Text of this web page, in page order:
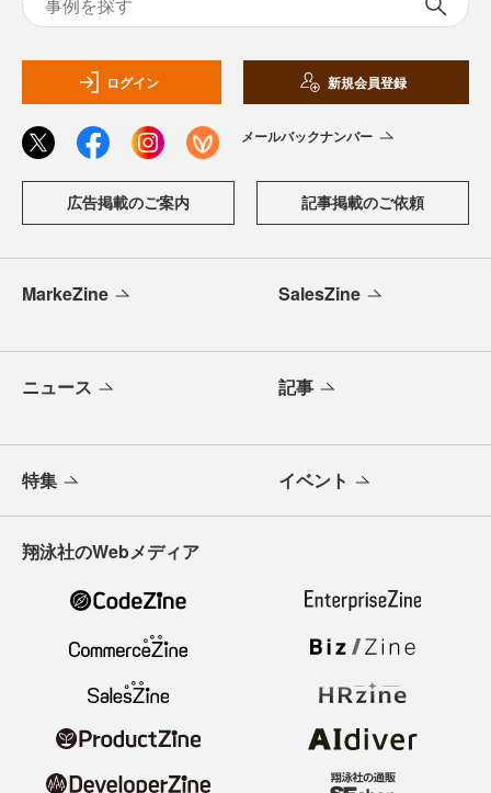
ログイン 新規会員登録
メールバックナンバー
広告掲載のご案内 記事掲載のご依頼
MarkeZine SalesZine
ニュース 記事
特集 イベント
翔泳社のWebメディア